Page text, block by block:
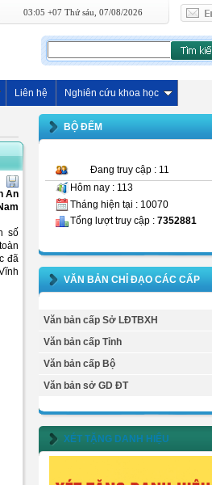
03:05 +07 Thứ sáu, 07/08/2026
Liên hệ Nghiên cứu khoa học
An
số
đã
BỘ ĐẾM
Đang truy cập : 11
Hôm nay : 113
Tháng hiện tại : 10070
Tổng lượt truy cập : 7352881
VĂN BẢN CHỈ ĐẠO CÁC CẤP
Văn bản cấp Sở LĐTBXH
Văn bản cấp Tỉnh
Văn bản cấp Bộ
Văn bản sở GD ĐT
XÉT TẶNG DANH HIỆU